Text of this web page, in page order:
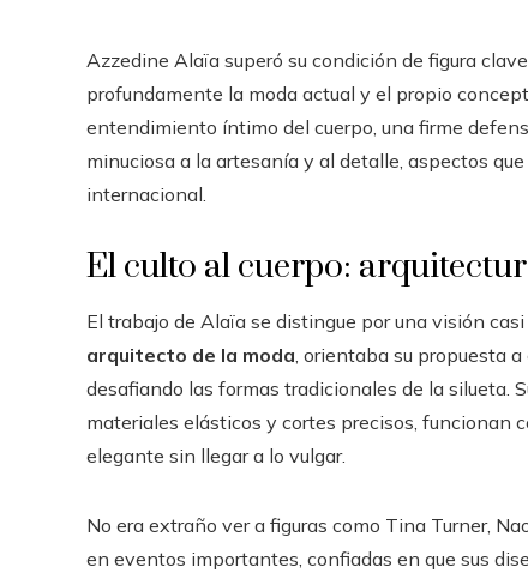
Azzedine Alaïa superó su condición de figura
profundamente la moda actual y el propio
entendimiento íntimo del cuerpo, una firme
minuciosa a la artesanía y al detalle, aspectos
internacional.
El culto al cuerpo:
El trabajo de Alaïa se distingue por una visión
arquitecto de la moda, orientaba su propuesta
desafiando las formas tradicionales de la silueta.
materiales elásticos y cortes precisos, funcionan
elegante sin llegar a lo vulgar.
No era extraño ver a figuras como Tina Turner,
en eventos importantes, confiadas en que sus